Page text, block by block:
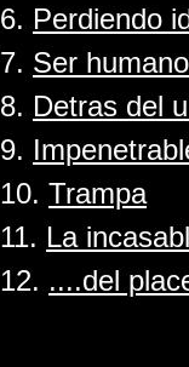
6. Perdiendo
7. Ser humano
8. Detras del
9.
10. Trampa
11. La
12. ....del